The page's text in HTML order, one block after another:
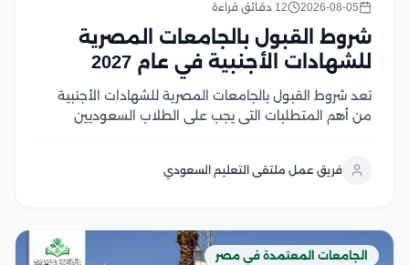
2026-08-05 12 دقائق قراءة
شروط القبول بالجامعات المصرية
للشهادات الأجنبية في عام 2027
تعد شروط القبول بالجامعات المصرية للشهادات الأجنبية
من أهم المتطلبات التي يجب على الطلاب السعوديين
الشهادة، واستيفاء المواد المؤهلة، وتحقيق متطلبات
فريق عمل ملتقى التعليم السعودي
الجامعات المعتمدة في مصر